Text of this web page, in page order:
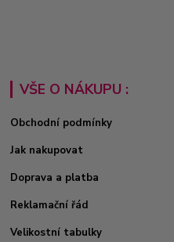
VŠE O NÁKUPU :
Obchodní podmínky
Jak nakupovat
Doprava a platba
Reklamační řád
Velikostní tabulky